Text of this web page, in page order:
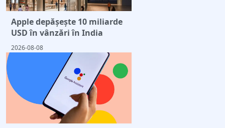
Apple depășește 10 miliarde
USD în vânzări în India
2026-08-08